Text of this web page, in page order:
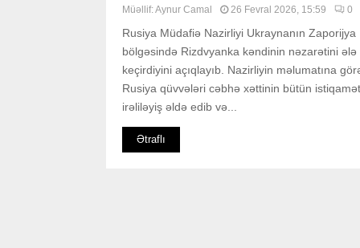
Müəllif:Aynur Camal 26 Fevral 2026, 15:59 0
Rusiya Müdafiə Nazirliyi Ukraynanın Zaporijya
bölgəsində Rizdvyanka kəndinin nəzarətini ələ
keçirdiyini açıqlayıb. Nazirliyin məlumatına
Rusiya qüvvələri cəbhə xəttinin bütün
irəliləyiş əldə edib və...
Ətraflı